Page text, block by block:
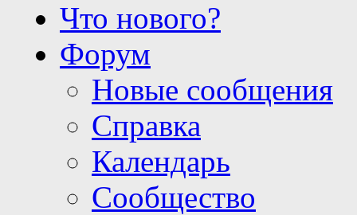
Что нового?
Форум
Новые сообщения
Справка
Календарь
Сообщество